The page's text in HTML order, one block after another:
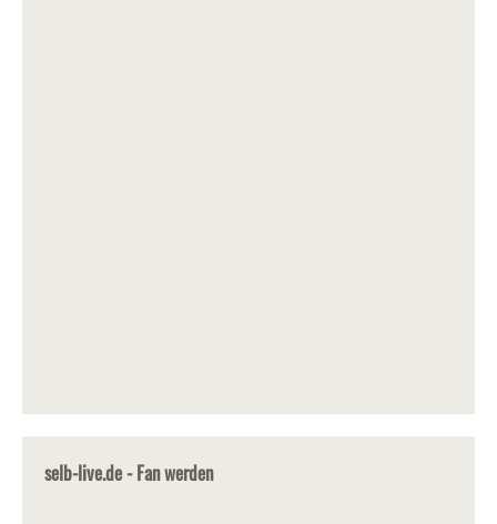
selb-live.de - Fan werden